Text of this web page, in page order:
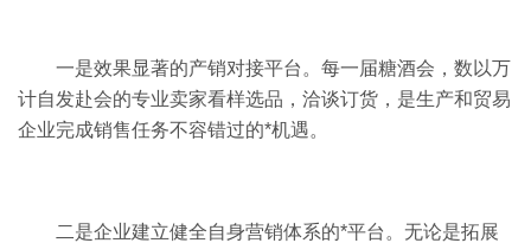
一是效果显著的产销对接平台。每一届糖酒会，数以万
计自发赴会的专业卖家看样选品，洽谈订货，是生产和贸易
企业完成销售任务不容错过的*机遇。
二是企业建立健全自身营销体系的*平台。无论是拓展